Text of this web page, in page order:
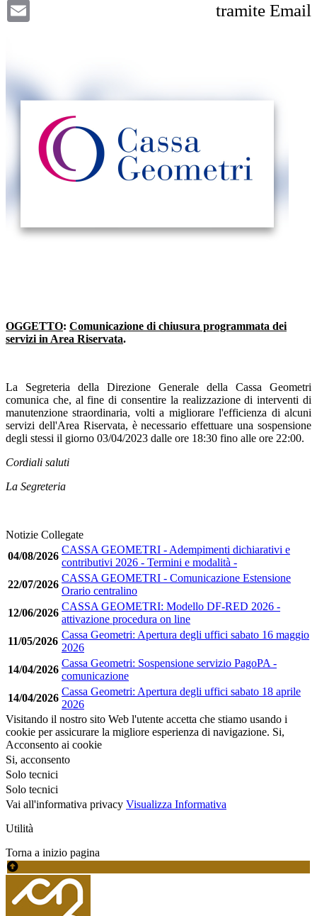
tramite Email
OGGETTO: Comunicazione di chiusura programmata dei
servizi in Area Riservata.
La Segreteria della Direzione Generale della Cassa Geometri
comunica che, al fine di consentire la realizzazione di interventi di
manutenzione straordinaria, volti a migliorare l'efficienza di alcuni
servizi dell'Area Riservata, è necessario effettuare una sospensione
degli stessi il giorno 03/04/2023 dalle ore 18:30 fino alle ore 22:00.
Cordiali saluti
La Segreteria
Notizie Collegate
04/08/2026
CASSA GEOMETRI - Adempimenti dichiarativi e
contributivi 2026 - Termini e modalità -
22/07/2026
CASSA GEOMETRI - Comunicazione Estensione
Orario centralino
12/06/2026
CASSA GEOMETRI: Modello DF-RED 2026 -
attivazione procedura on line
11/05/2026
Cassa Geometri: Apertura degli uffici sabato 16 maggio
2026
14/04/2026
Cassa Geometri: Sospensione servizio PagoPA -
comunicazione
14/04/2026
Cassa Geometri: Apertura degli uffici sabato 18 aprile
2026
Visitando il nostro sito Web l'utente accetta che stiamo usando i
cookie per assicurare la migliore esperienza di navigazione. Si,
Acconsento ai cookie
Si, acconsento
Solo tecnici
Solo tecnici
Vai all'informativa privacy Visualizza Informativa
Utilità
Torna a inizio pagina